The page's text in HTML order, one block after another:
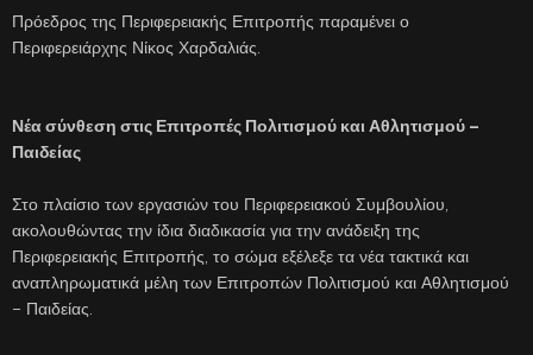
Πρόεδρος της Περιφερειακής Επιτροπής παραμένει ο
Περιφερειάρχης Νίκος Χαρδαλιάς.
Νέα σύνθεση στις Επιτροπές Πολιτισμού και Αθλητισμού –
Παιδείας
Στο πλαίσιο των εργασιών του Περιφερειακού Συμβουλίου,
ακολουθώντας την ίδια διαδικασία για την ανάδειξη της
Περιφερειακής Επιτροπής, το σώμα εξέλεξε τα νέα τακτικά και
αναπληρωματικά μέλη των Επιτροπών Πολιτισμού και Αθλητισμού
– Παιδείας.